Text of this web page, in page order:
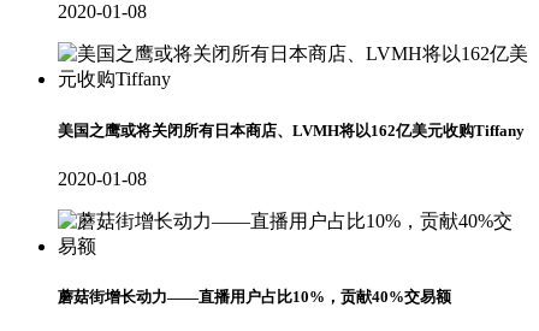
2020-01-08
美国之鹰或将关闭所有日本商店、LVMH将以162亿美元收购Tiffany
2020-01-08
蘑菇街增长动力——直播用户占比10%，贡献40%交易额